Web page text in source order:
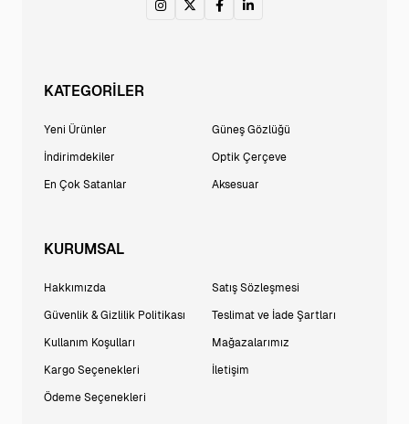
KATEGORİLER
Yeni Ürünler
İndirimdekiler
En Çok Satanlar
Güneş Gözlüğü
Optik Çerçeve
Aksesuar
KURUMSAL
Hakkımızda
Güvenlik & Gizlilik Politikası
Kullanım Koşulları
Kargo Seçenekleri
Ödeme Seçenekleri
Satış Sözleşmesi
Teslimat ve İade Şartları
Mağazalarımız
İletişim